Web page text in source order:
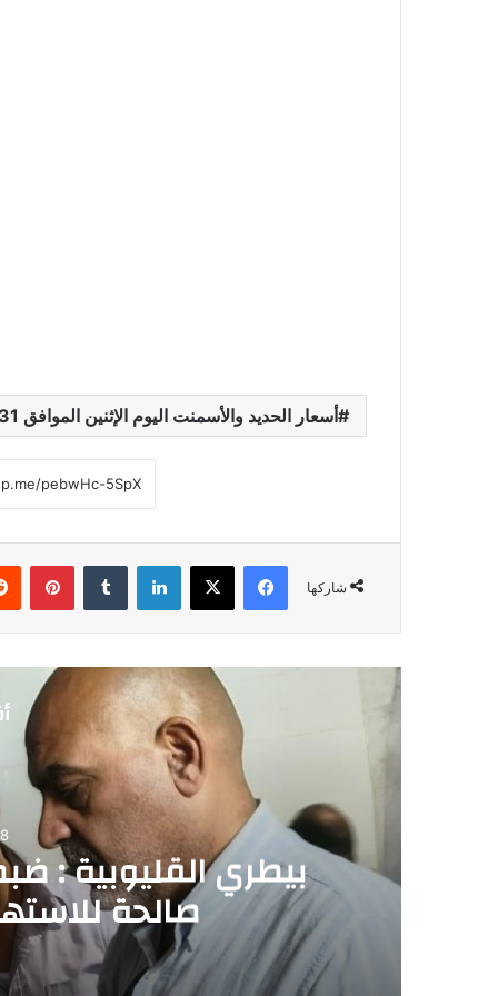
أسعار الحديد والأسمنت اليوم الإثنين الموافق 31 مارس 2025
شاركها
فيسبوك لينكدإن بينتيريست
صالحة